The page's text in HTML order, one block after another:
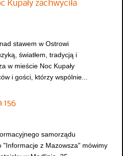
Kupały zachwyciła
stawem w Ostrowi
światłem, tradycją i
w mieście Noc Kupały
i gości, którzy wspólnie...
156
samorządu
"Informacje z Mazowsza" mówimy